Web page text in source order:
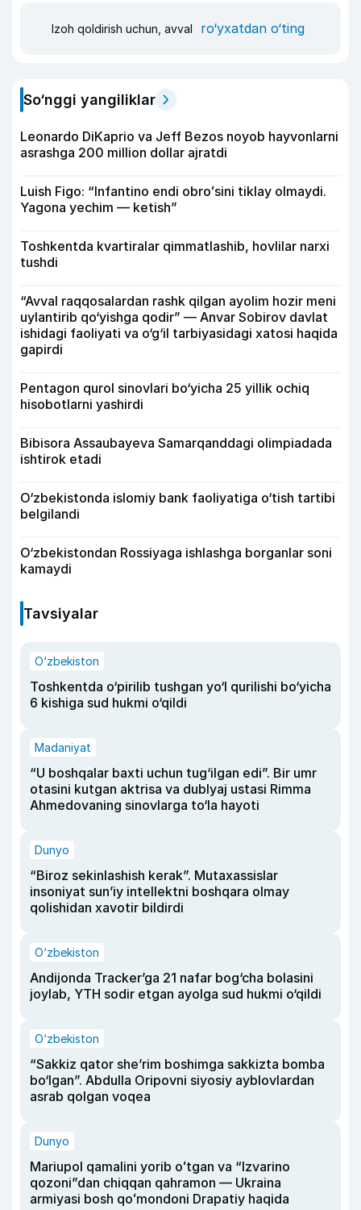
Izoh qoldirish uchun, avval ro‘yxatdan o‘ting
So‘nggi yangiliklar
Leonardo DiKaprio va Jeff Bezos noyob hayvonlarni
asrashga 200 million dollar ajratdi
Luish Figo: “Infantino endi obroʻsini tiklay olmaydi.
Yagona yechim — ketish”
Toshkentda kvartiralar qimmatlashib, hovlilar narxi
tushdi
“Avval raqqosalardan rashk qilgan ayolim hozir meni
uylantirib qo‘yishga qodir” — Anvar Sobirov davlat
ishidagi faoliyati va o‘g‘il tarbiyasidagi xatosi haqida
gapirdi
Pentagon qurol sinovlari bo‘yicha 25 yillik ochiq
hisobotlarni yashirdi
Bibisora Assaubayeva Samarqanddagi olimpiadada
ishtirok etadi
O‘zbekistonda islomiy bank faoliyatiga o‘tish tartibi
belgilandi
O‘zbekistondan Rossiyaga ishlashga borganlar soni
kamaydi
Tavsiyalar
O‘zbekiston
Toshkentda o‘pirilib tushgan yo‘l qurilishi bo‘yicha
6 kishiga sud hukmi o‘qildi
Madaniyat
“U boshqalar baxti uchun tug‘ilgan edi”. Bir umr
otasini kutgan aktrisa va dublyaj ustasi Rimma
Ahmedovaning sinovlarga to‘la hayoti
Dunyo
“Biroz sekinlashish kerak”. Mutaxassislar
insoniyat sun’iy intellektni boshqara olmay
qolishidan xavotir bildirdi
O‘zbekiston
Andijonda Tracker’ga 21 nafar bog‘cha bolasini
joylab, YTH sodir etgan ayolga sud hukmi o‘qildi
O‘zbekiston
“Sakkiz qator she’rim boshimga sakkizta bomba
bo‘lgan”. Abdulla Oripovni siyosiy ayblovlardan
asrab qolgan voqea
Dunyo
Mariupol qamalini yorib oʻtgan va “Izvarino
qozoni”dan chiqqan qahramon — Ukraina
armiyasi bosh qoʻmondoni Drapatiy haqida